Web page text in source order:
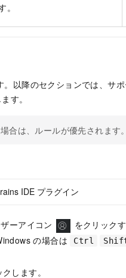
以降のセクションでは、サ
す。
合は、ルールが優先されます。
IDE プラグイン
ーアイコン
をクリック
の場合は Ctrl
します。